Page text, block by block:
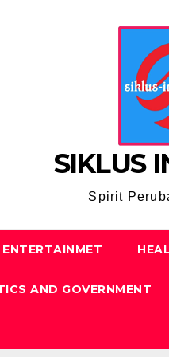
SIKLUS
Spirit
ENTERTAINMET
AND GOVERNMENT